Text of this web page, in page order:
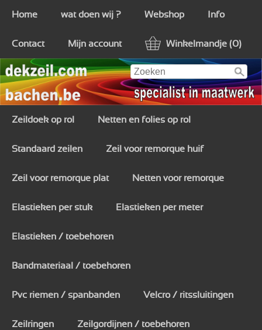
Home wat doen wij ? Webshop Info
Contact Mijn account Winkelmandje (0)
Zeildoek op rol Netten en folies op rol
Standaard zeilen Zeil voor remorque huif
Zeil voor remorque plat Netten voor remorque
Elastieken per stuk Elastieken per meter
Elastieken / toebehoren
Bandmateriaal / toebehoren
Pvc riemen / spanbanden Velcro / ritssluitingen
Zeilringen Zeilgordijnen / toebehoren